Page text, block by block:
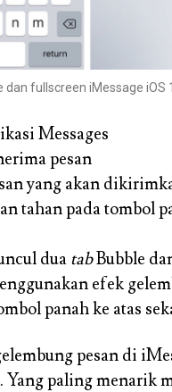
fullscreen iMessage iOS
Messages
pesan
yang akan
tahan pada tombol
dua tabBubble
efek
panah ke atas
pesan di
paling menarik